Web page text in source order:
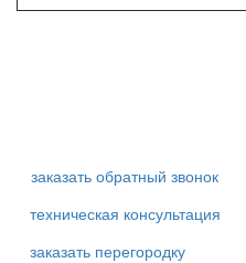
заказать обратный звонок
техническая консультация
заказать перегородку